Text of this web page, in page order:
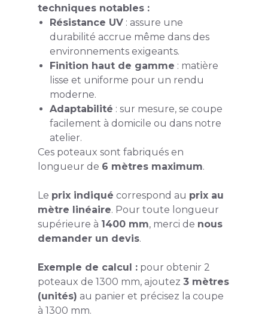
techniques notables :
Résistance UV: assure une
durabilité accrue même dans des
environnements exigeants.
Finition haut de gamme : matière
lisse et uniforme pour un rendu
moderne.
Adaptabilité : sur mesure, se coupe
facilement à domicile ou dans notre
atelier.
Ces poteaux sont fabriqués en
longueur de 6 mètres maximum.
Le prix indiqué correspond au prix au
mètre linéaire. Pour toute longueur
supérieure à 1400 mm, merci de nous
demander un devis.
Exemple de calcul :pour obtenir 2
poteaux de 1300 mm, ajoutez 3 mètres
(unités) au panier et précisez la coupe
à 1300 mm.